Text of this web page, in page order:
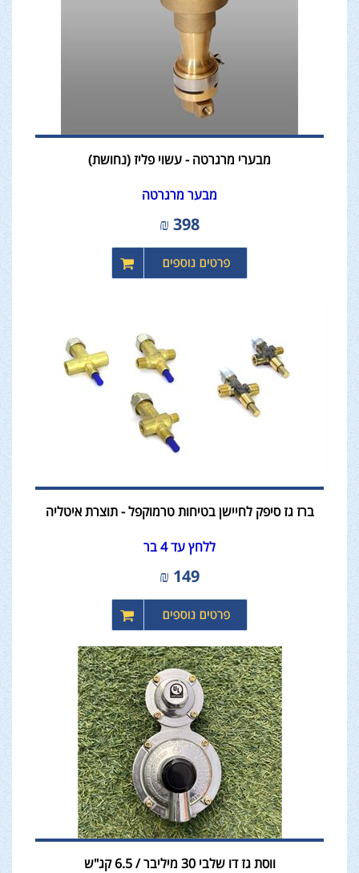
מבערי מרגרטה - עשוי פליז (נחושת)
מבער מרגרטה
398
₪
ברז גז סיפק לחיישן בטיחות טרמוקפל - תוצרת איטליה
ללחץ עד 4 בר
149
₪
ווסת גז דו שלבי 30 מיליבר / 6.5 קג"ש